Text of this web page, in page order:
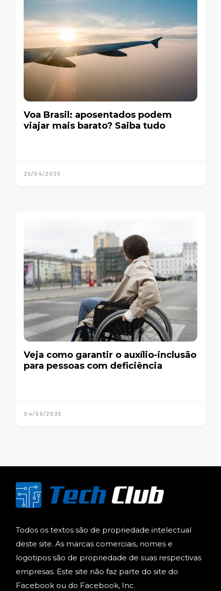
Voa Brasil: aposentados podem
viajar mais barato? Saiba tudo
25/04/2025
Veja como garantir o auxílio-inclusão
para pessoas com deficiência
04/06/2025
Todos os textos são de propriedade intelectual
deste site. As marcas comerciais, nomes e
logotipos são de propriedade de suas respectivas
empresas. Este site não faz parte do site do
Facebook ou do Facebook, Inc.